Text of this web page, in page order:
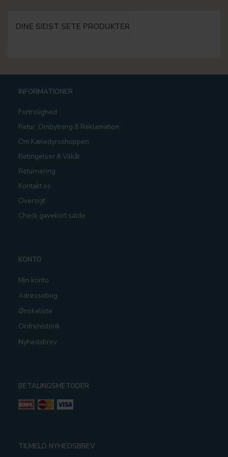
DINE SIDST SETE PRODUKTER
INFORMATIONER
Fortrolighed
Retur, Ombytning & Reklamation
Om Kæledyrsshoppen
Betingelser & Vilkår
Returnering
Kontakt os
Oversigt
Check gavekort saldo
KONTO
Min konto
Adressebog
Ønskeliste
Ordrehistorik
Nyhedsbrev
BETALINGSMETODER
TILMELD NYHEDSBREV